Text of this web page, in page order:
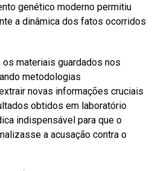
genético moderno permitiu
a dinâmica dos fatos ocorridos
materiais guardados nos
metodologias
novas informações cruciais
obtidos em laboratório
indispensável para que o
a acusação contra o